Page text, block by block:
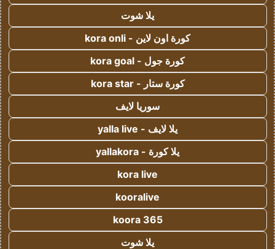
يلا شوت
كورة اون لاين - kora onli
كورة جول - kora goal
كورة ستار - kora star
سوريا لايف
يلا لايف - yalla live
يلا كورة - yallakora
kora live
kooralive
koora 365
يلا شوت